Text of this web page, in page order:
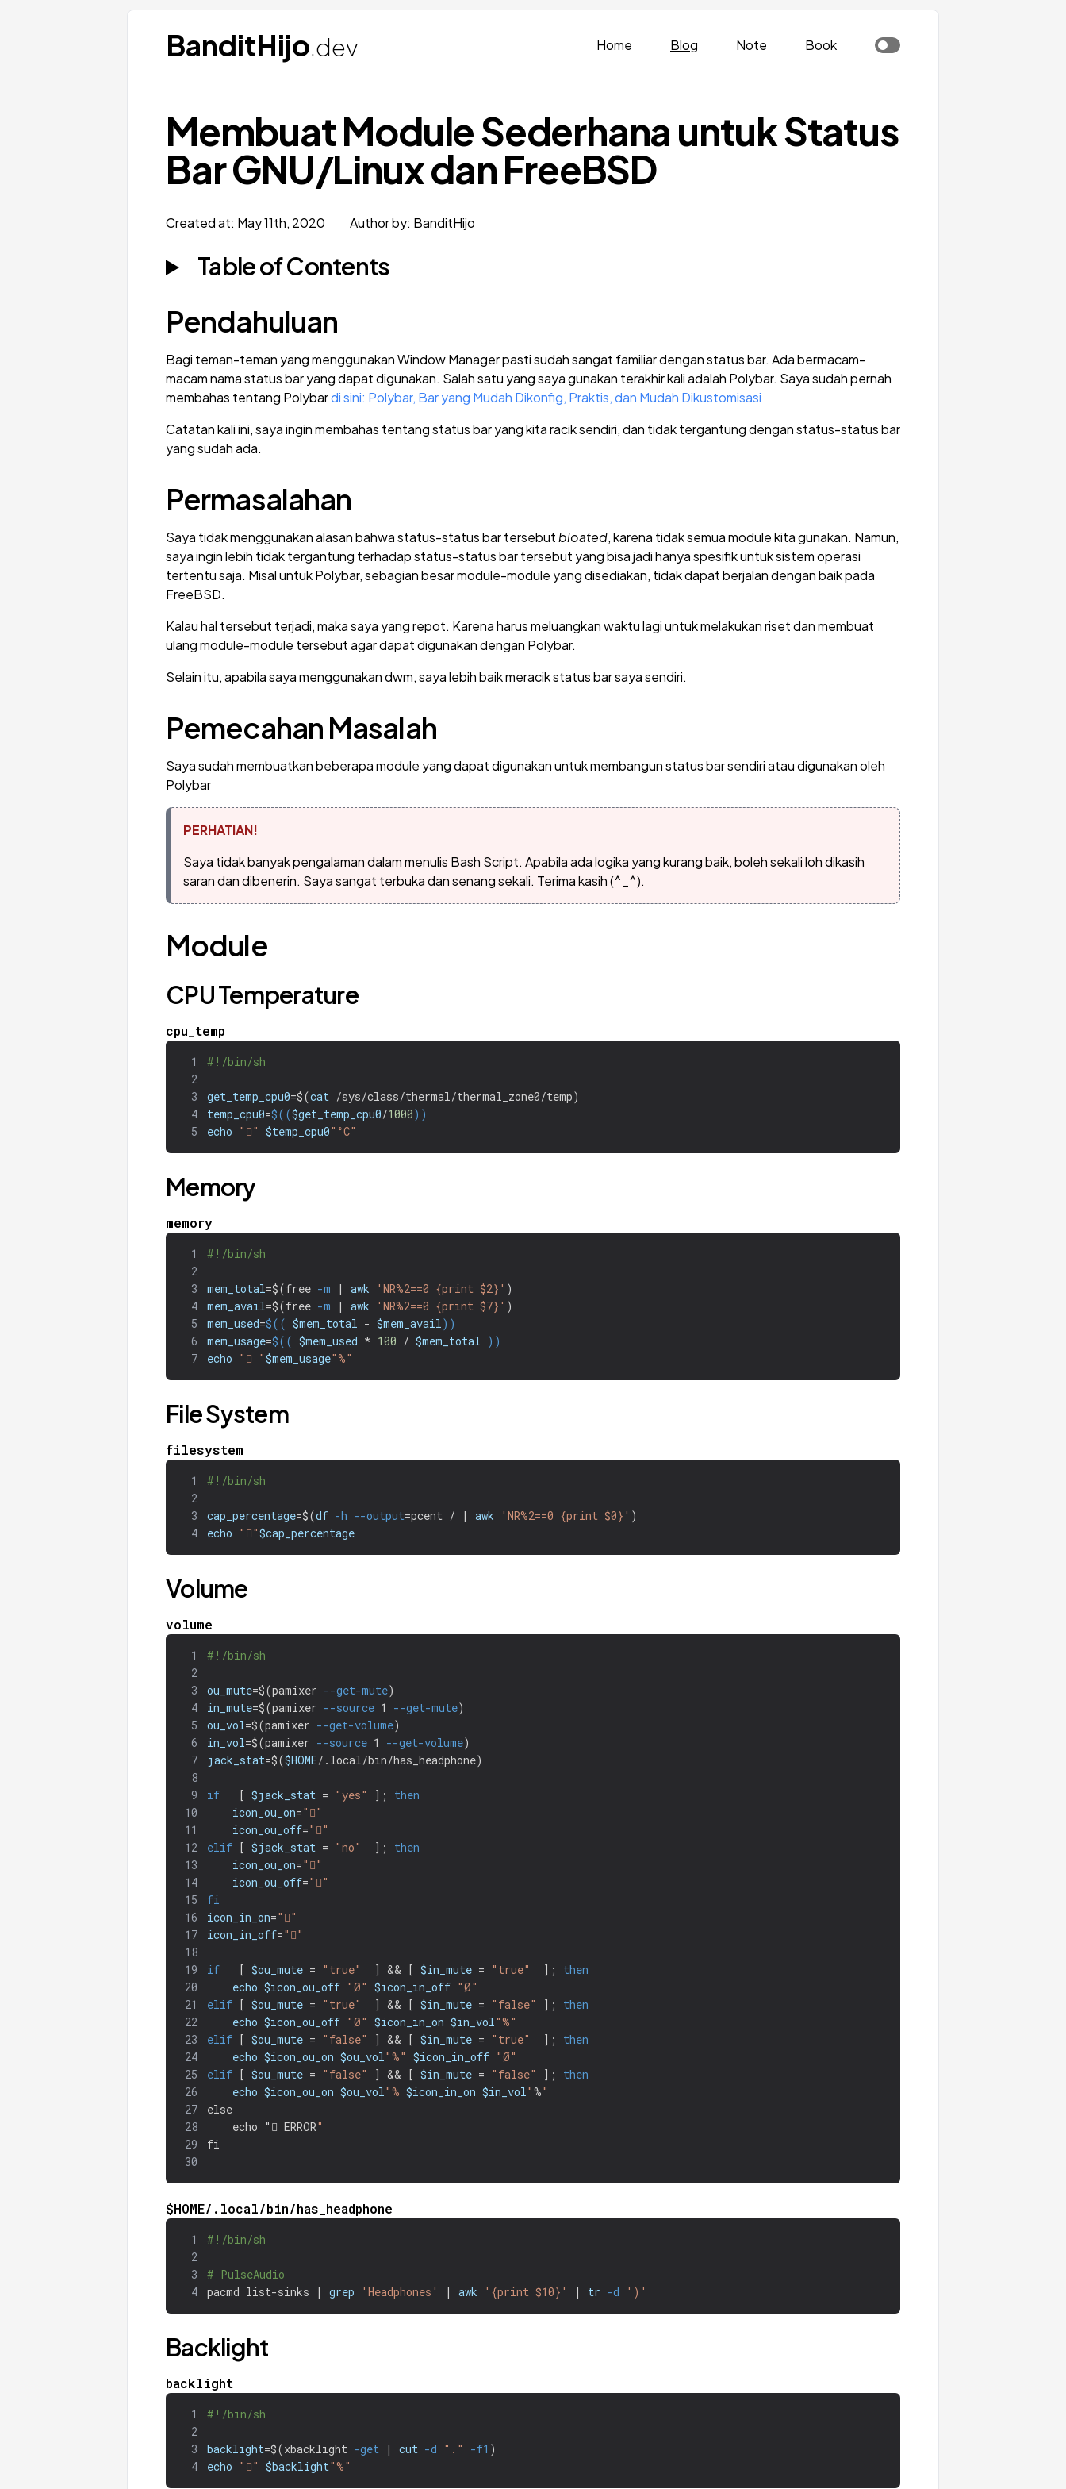
BanditHijo.dev Home Blog Note Book
Membuat Module Sederhana untuk Status
Bar GNU/Linux dan FreeBSD
Created at: May 11th, 2020 Author by: BanditHijo
Table of Contents
Pendahuluan
Bagi teman-teman yang menggunakan Window Manager pasti sudah sangat familiar dengan status bar. Ada bermacam-
macam nama status bar yang dapat digunakan. Salah satu yang saya gunakan terakhir kali adalah Polybar. Saya sudah pernah
membahas tentang Polybardi sini: Polybar, Bar yang Mudah Dikonfig, Praktis, dan Mudah Dikustomisasi
Catatan kali ini, saya ingin membahas tentang status bar yang kita racik sendiri, dan tidak tergantung dengan status-status bar
yang sudah ada.
Permasalahan
Saya tidak menggunakan alasan bahwa status-status bar tersebutbloated, karena tidak semua module kita gunakan. Namun,
saya ingin lebih tidak tergantung terhadap status-status bar tersebut yang bisa jadi hanya spesifik untuk sistem operasi
tertentu saja. Misal untuk Polybar, sebagian besar module-module yang disediakan, tidak dapat berjalan dengan baik pada
FreeBSD.
Kalau hal tersebut terjadi, maka saya yang repot. Karena harus meluangkan waktu lagi untuk melakukan riset dan membuat
ulang module-module tersebut agar dapat digunakan dengan Polybar.
Selain itu, apabila saya menggunakan dwm, saya lebih baik meracik status bar saya sendiri.
Pemecahan Masalah
Saya sudah membuatkan beberapa module yang dapat digunakan untuk membangun status bar sendiri atau digunakan oleh
Polybar
PERHATIAN!
Saya tidak banyak pengalaman dalam menulis Bash Script. Apabila ada logika yang kurang baik, boleh sekali loh dikasih
saran dan dibenerin. Saya sangat terbuka dan senang sekali. Terima kasih (^_^).
Module
CPU Temperature
cpu_temp
1
#!/bin/sh
2
3
get_temp_cpu0=$(cat /sys/class/thermal/thermal_zone0/temp)
4
temp_cpu0=$(($get_temp_cpu0/1000))
5
echo "" $temp_cpu0"°C"
Memory
memory
1
#!/bin/sh
2
3
mem_total=$(free -m | awk 'NR%2==0 {print $2}' )
4
mem_avail=$(free -m | awk 'NR%2==0 {print $7}' )
5
mem_used=$(( $mem_total - $mem_avail))
6
mem_usage=$(( $mem_used * 100 / $mem_total ))
7
echo " "$mem_usage"%"
File System
filesystem
1
#!/bin/sh
2
3
cap_percentage=$(df -h --output=pcent / | awk 'NR%2==0 {print $0}' )
4
echo ""$cap_percentage
Volume
volume
1
#!/bin/sh
2
3
ou_mute=$(pamixer --get-mute)
4
in_mute=$(pamixer --source 1 --get-mute)
5
ou_vol=$(pamixer --get-volume)
6
in_vol=$(pamixer --source 1 --get-volume)
7
jack_stat=$($HOME/.local/bin/has_headphone)
8
9
if [ $jack_stat = "yes" ] ;
then
10
icon_ou_on=""
11
icon_ou_off=""
12
elif [ $jack_stat = "no" ] ;
then
13
icon_ou_on=""
14
icon_ou_off=""
15
fi
16
icon_in_on=""
17
icon_in_off=""
18
19
if [ $ou_mute = "true" ] && [ $in_mute = "true" ] ;
then
20
echo $icon_ou_off "Ø" $icon_in_off "Ø"
21
elif [ $ou_mute = "true" ] && [ $in_mute = "false" ] ;
then
22
echo $icon_ou_off "Ø" $icon_in_on $in_vol"%"
23
elif [ $ou_mute = "false" ] && [ $in_mute = "true" ] ;
then
24
echo $icon_ou_on $ou_vol"%" $icon_in_off "Ø"
25
elif [ $ou_mute = "false" ] && [ $in_mute = "false" ] ;
then
26
echo $icon_ou_on $ou_vol"% $icon_in_on $in_vol"%"
27
else
28
    echo " ERROR
"
29
fi
30
$HOME/.local/bin/has_headphone
1
#!/bin/sh
2
3
# PulseAudio
4
pacmd list-sinks | grep 'Headphones' | awk '{print $10}' | tr -d ')'
Backlight
backlight
1
#!/bin/sh
2
3
backlight=$(xbacklight -get | cut -d "." -f1 )
4
echo "" $backlight"%"